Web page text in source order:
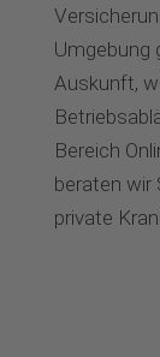
Umgebung
Auskunft,
Bereich
beraten wir
private